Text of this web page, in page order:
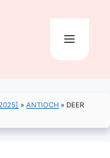
Menú
»ANTIOCH »DEER